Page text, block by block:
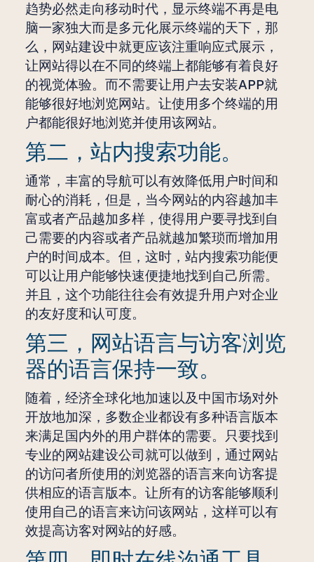
趋势必然走向移动时代，显示终端不再是电
脑一家独大而是多元化展示终端的天下，那
么，网站建设中就更应该注重响应式展示，
让网站得以在不同的终端上都能够有着良好
的视觉体验。而不需要让用户去安装APP就
能够很好地浏览网站。让使用多个终端的用
户都能很好地浏览并使用该网站。
第二，站内搜索功能。
通常，丰富的导航可以有效降低用户时间和
耐心的消耗，但是，当今网站的内容越加丰
富或者产品越加多样，使得用户要寻找到自
己需要的内容或者产品就越加繁琐而增加用
户的时间成本。但，这时，站内搜索功能便
可以让用户能够快速便捷地找到自己所需。
并且，这个功能往往会有效提升用户对企业
的友好度和认可度。
第三，网站语言与访客浏览
器的语言保持一致。
随着，经济全球化地加速以及中国市场对外
开放地加深，多数企业都设有多种语言版本
来满足国内外的用户群体的需要。只要找到
专业的网站建设公司就可以做到，通过网站
的访问者所使用的浏览器的语言来向访客提
供相应的语言版本。让所有的访客能够顺利
使用自己的语言来访问该网站，这样可以有
效提高访客对网站的好感。